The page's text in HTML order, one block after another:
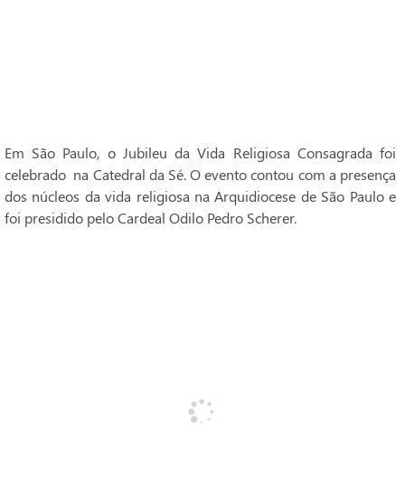
Em São Paulo, o Jubileu da Vida Religiosa Consagrada foi
celebrado na Catedral da Sé. O evento contou com a presença
dos núcleos da vida religiosa na Arquidiocese de São Paulo e
foi presidido pelo Cardeal Odilo Pedro Scherer.